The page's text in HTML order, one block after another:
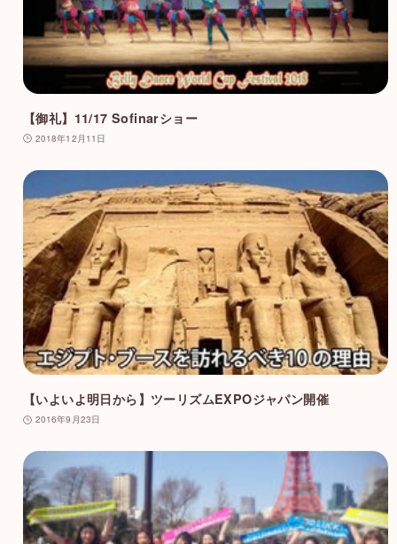
【御礼】11/17 Sofinarショー
2018年12月11日
【いよいよ明日から】ツーリズムEXPOジャパン開催
2016年9月23日